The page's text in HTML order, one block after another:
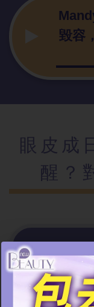
毀容
眼皮成
醒？